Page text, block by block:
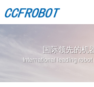
国际领先的机
International leading